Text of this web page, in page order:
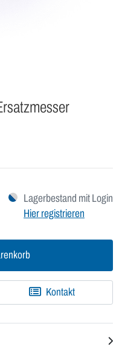
Lagerbestand mit Login
Hier registrieren
Kontakt